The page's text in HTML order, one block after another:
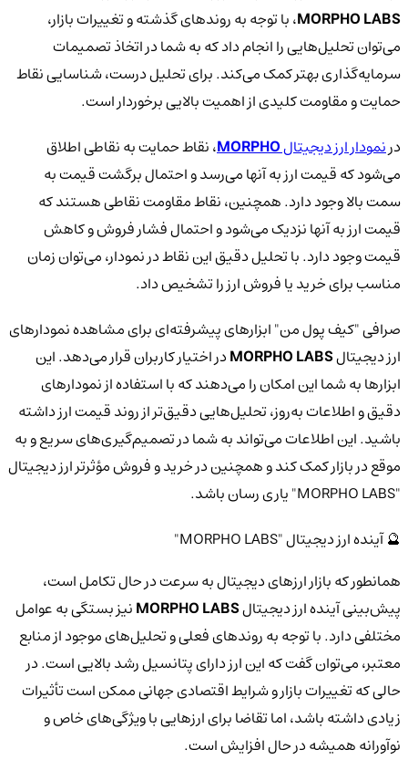
MORPHO LABS، با توجه به روندهای گذشته و تغییرات بازار،
می‌توان تحلیل‌هایی را انجام داد که به شما در اتخاذ تصمیمات
سرمایه‌گذاری بهتر کمک می‌کند. برای تحلیل درست، شناسایی نقاط
حمایت و مقاومت کلیدی از اهمیت بالایی برخوردار است.
درنمودار ارز دیجیتالMORPHO، نقاط حمایت به نقاطی اطلاق
می‌شود که قیمت ارز به آنها می‌رسد و احتمال برگشت قیمت به
سمت بالا وجود دارد. همچنین، نقاط مقاومت نقاطی هستند که
قیمت ارز به آنها نزدیک می‌شود و احتمال فشار فروش و کاهش
قیمت وجود دارد. با تحلیل دقیق این نقاط در نمودار، می‌توان زمان
مناسب برای خرید یا فروش ارز را تشخیص داد.
صرافی "کیف پول من" ابزارهای پیشرفته‌ای برای مشاهده نمودارهای
ارز دیجیتالMORPHO LABSدر اختیار کاربران قرار می‌دهد. این
ابزارها به شما این امکان را می‌دهند که با استفاده از نمودارهای
دقیق و اطلاعات به‌روز، تحلیل‌هایی دقیق‌تر از روند قیمت ارز داشته
باشید. این اطلاعات می‌تواند به شما در تصمیم‌گیری‌های سریع و به
موقع در بازار کمک کند و همچنین در خرید و فروش مؤثرتر ارز دیجیتال
🔮 آینده ارز دیجیتال "MORPHO LABS"
همانطور که بازار ارزهای دیجیتال به سرعت در حال تکامل است،
پیش‌بینی آینده ارز دیجیتالMORPHO LABSنیز بستگی به عوامل
مختلفی دارد. با توجه به روندهای فعلی و تحلیل‌های موجود از منابع
معتبر، می‌توان گفت که این ارز دارای پتانسیل رشد بالایی است. در
حالی که تغییرات بازار و شرایط اقتصادی جهانی ممکن است تأثیرات
زیادی داشته باشد، اما تقاضا برای ارزهایی با ویژگی‌های خاص و
نوآورانه همیشه در حال افزایش است.